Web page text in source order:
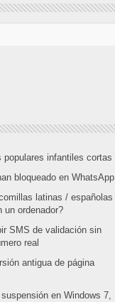
populares infantiles cortas
bloqueado en WhatsApp
latinas / españolas
un ordenador?
SMS de validación sin
real
antigua de página
en Windows 7,